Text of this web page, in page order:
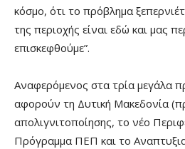
κόσμο, ότι το πρόβλημα
της περιοχής είναι εδώ και μας
επισκεφθούμε”.
Αναφερόμενος στα τρία μεγάλα
αφορούν τη Δυτική Μακεδονία
απολιγνιτοποίησης, το νέο
Πρόγραμμα ΠΕΠ και το